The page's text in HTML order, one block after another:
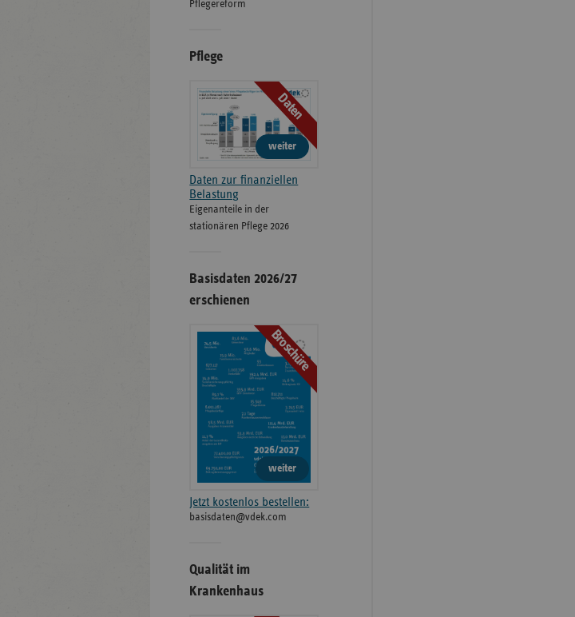
Pflegereform
Pflege
Daten
weiter
Daten zur finanziellen
Belastung
Eigenanteile in der
stationären Pflege 2026
Basisdaten 2026/27
erschienen
Broschüre
weiter
Jetzt kostenlos bestellen:
basisdaten@vdek.com
Qualität im
Krankenhaus